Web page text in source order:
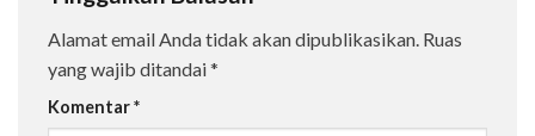
Alamat email Anda tidak akan dipublikasikan. Ruas
yang wajib ditandai*
Komentar*